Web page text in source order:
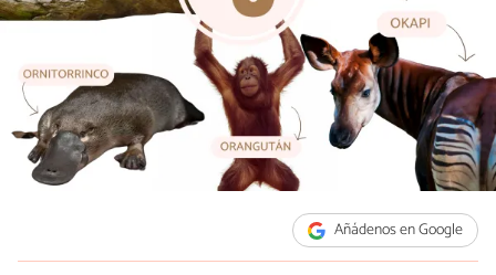
Añádenos en Google